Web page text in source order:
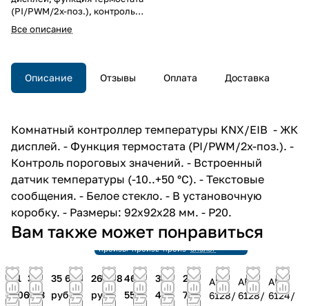
(PI/PWM/2х-поз.), контроль
пороговых значений,
встроенный датчик
текстовые сообщения, белое
стекло, в установочную
коробку, 92x92x28 мм, IP20.
(PI/PWM/2х-поз.), контроль
пороговых значений,
встроенный датчик
температуры (-10..+50 °C),
текстовые сообщения, белое
стекло, в установочную
коробку, 92x92x28 мм, IP20.
Все описание
Описание Отзывы Оплата Доставка
Комнатный контроллер температуры KNX/EIB - ЖК
дисплей. - Функция термостата (PI/PWM/2х-поз.). -
Контроль пороговых значений. - Встроенный
датчик температуры (-10..+50 °C). - Текстовые
сообщения. - Белое стекло. - В установочную
коробку. - Размеры: 92x92x28 мм. - P20.
Вам также может понравиться
51
606
33
833
35 696
руб.
Снято с
26 798
руб.
Снято с
46
559
Снято с
38
489
производства
Ссылка на
26
798
ABB
6128/
ABB
6128/
ABB
6124/